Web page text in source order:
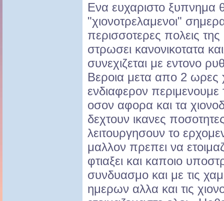
Ενα ευχαριστο ξυπνημα
"χιονοτρελαμενοι"
περισσοτερες πολεις
στρωσει κανονικοτατα
συνεχιζεται με εντονο
Βεροια μετα απο 2
ενδιαφερον περιμενουμε
οσον αφορα και τα
δεχτουν ικανες
λειτουργησουν το
μαλλον πρεπει να
φτιαξει και καποιο
συνδυασμο και με τις
ημερων αλλα και τις